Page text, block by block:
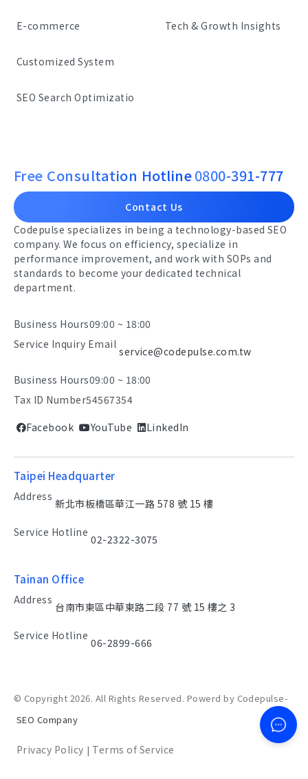
E-commerce
Customized System
SEO Search Optimizatio
Tech & Growth Insights
Free Consultation Hotline0800-391-777
Contact Us
Codepulse specializes in being a technology-based SEO
company. We focus on efficiency, specialize in
performance improvement, and work with SOPs and
standards to become your dedicated technical
department.
Business Hours09:00 ~ 18:00
Service Inquiry Email
service@codepulse.com.tw
Business Hours09:00 ~ 18:00
Tax ID Number54567354
Facebook YouTube LinkedIn
Taipei Headquarter
Address
新北市板橋區華江一路 578 號 15 樓
Service Hotline
02-2322-3075
Tainan Office
Address
台南市東區中華東路二段 77 號 15 樓之 3
Service Hotline
06-2899-666
© Copyright 2026. All Rights Reserved. Powerd by Codepulse-
SEO Company
Privacy Policy | Terms of Service